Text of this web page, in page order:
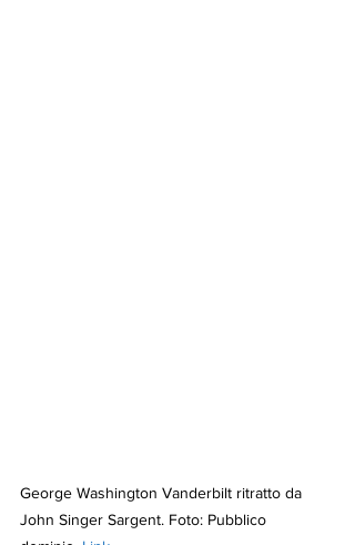
George Washington Vanderbilt ritratto da
John Singer Sargent. Foto: Pubblico